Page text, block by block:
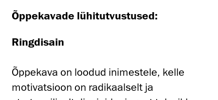
Õppekavade lühitutvustused:
Ringdisain
Õppekava on loodud inimestele, kelle
motivatsioon on radikaalselt ja